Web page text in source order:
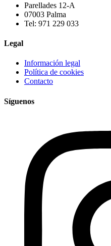
Parellades 12-A
07003 Palma
Tel: 971 229 033
Legal
Información legal
Política de cookies
Contacto
Síguenos